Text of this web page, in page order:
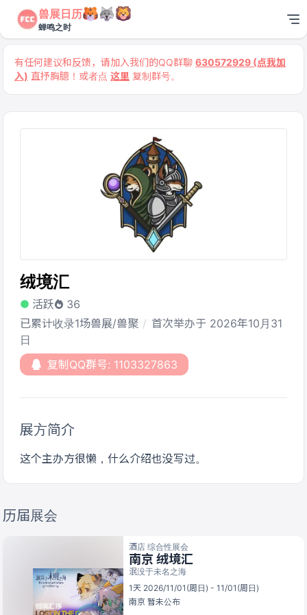
兽展日历
蝉鸣之时
有任何建议和反馈，请加入我们的QQ群聊 630572929 (点我加
入) 直抒胸臆！或者点 这里 复制群号。
绒境汇
活跃
36
已累计收录1场兽展/兽聚
首次举办于 2026年10月31
日
复制QQ群号: 1103327863
展方简介
这个主办方很懒，什么介绍也没写过。
历届展会
酒店 综合性展会
南京 绒境汇
泯没于未名之海
1天 2026/11/01(周日) - 11/01(周日)
南京 暂未公布